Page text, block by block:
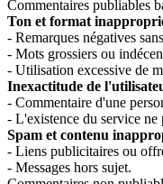
Commentaires publiables
Ton et format
- Remarques négatives
- Mots grossiers ou
- Utilisation excessive de
Inexactitude de
- Commentaire d'une
- L'existence du service ne
Spam et contenu
- Liens publicitaires ou
- Messages hors sujet.